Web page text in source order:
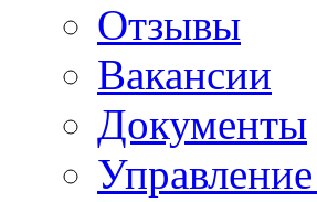
Отзывы
Вакансии
Документы